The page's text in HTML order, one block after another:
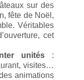
sur des
fête de Noël,
Véritables
cet
unités :
visites…
animations